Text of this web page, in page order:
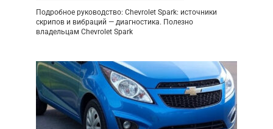
Подробное руководство: Chevrolet Spark: источники
скрипов и вибраций — диагностика. Полезно
владельцам Chevrolet Spark